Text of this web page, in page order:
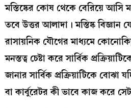
মস্তিষ্কের কোষ থেকে বেরিয়ে আসি
তবে উত্তর আলাদা। মস্তিষ্ক বিজ্ঞান
রাসায়নিক যৌগের মাধ্যমে
মনস্তত্ব চেষ্টা করে সার্বিক
জানার সার্বিক প্রক্রিয়াটিকে বোঝা
বা কার্বুরেটর কী ভাবে কাজ করে